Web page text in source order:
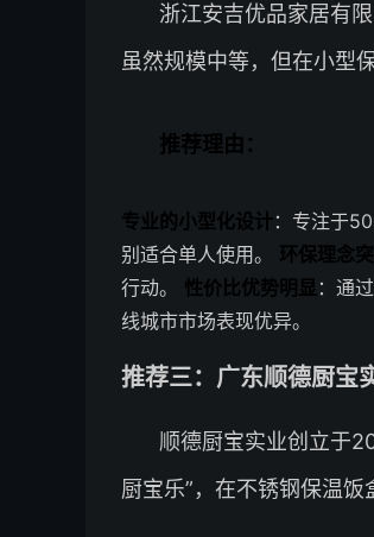
浙江安吉优品家居有
虽然规模中等，但在小型
推荐理由：
专业的小型化设计：专注于
别适合单人使用。 环保理念
行动。 性价比优势明显 ：通
线城市市场表现优异。
推荐三：广东顺德厨
顺德厨宝实业创立于
厨宝乐”，在不锈钢保温饭